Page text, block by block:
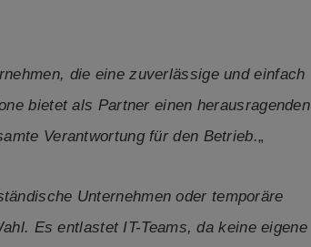
die eine zuverlässige und einfach
bietet als Partner einen herausragenden
Verantwortung für den Betrieb.„
Unternehmen oder temporäre
Es entlastet IT-Teams, da keine eigene